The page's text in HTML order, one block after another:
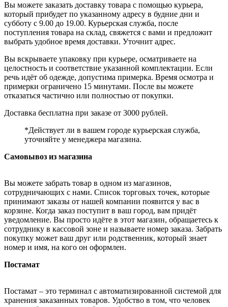
Вы можете заказать доставку товара с помощью курьера,
который прибудет по указанному адресу в будние дни и
субботу с 9.00 до 19.00. Курьерская служба, после
поступления товара на склад, свяжется с вами и предложит
выбрать удобное время доставки. Уточнит адрес.
Вы вскрываете упаковку при курьере, осматриваете на
целостность и соответствие указанной комплектации. Если
речь идёт об одежде, допустима примерка. Время осмотра и
примерки ограничено 15 минутами. После вы можете
отказаться частично или полностью от покупки.
Доставка бесплатна при заказе от 3000 рублей.
*Действует ли в вашем городе курьерская служба,
уточняйте у менеджера магазина.
Самовывоз из магазина
Вы можете забрать товар в одном из магазинов,
сотрудничающих с нами. Список торговых точек, которые
принимают заказы от нашей компании появится у вас в
корзине. Когда заказ поступит в ваш город, вам придёт
уведомление. Вы просто идёте в этот магазин, обращаетесь к
сотруднику в кассовой зоне и называете номер заказа. Забрать
покупку может ваш друг или родственник, который знает
номер и имя, на кого он оформлен.
Постамат
Постамат – это терминал с автоматизированной системой для
хранения заказанных товаров. Удобство в том, что человек